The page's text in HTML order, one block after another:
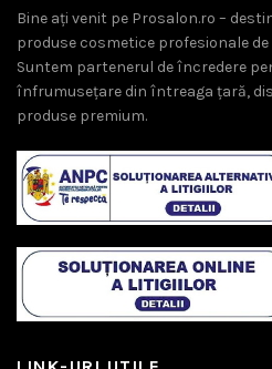
Bine ați venit pe Prosalon.ro –
produse cosmetice profesionale
Suntem partenerul de încredere
înfrumusețare din întreaga țară,
produse premium.